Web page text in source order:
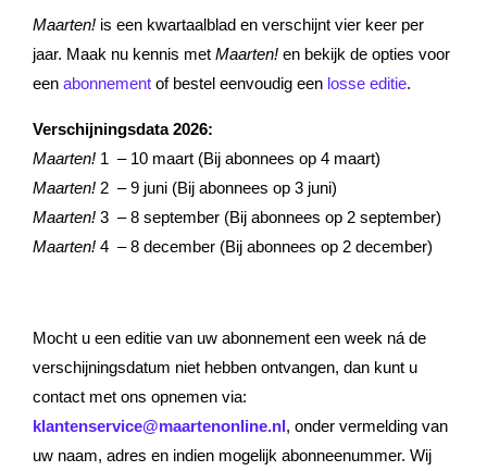
Maarten! is een kwartaalblad en verschijnt vier keer per
jaar. Maak nu kennis met Maarten! en bekijk de opties voor
een abonnement of bestel eenvoudig een losse editie.
Verschijningsdata 2026:
Maarten! 1 – 10 maart (Bij abonnees op 4 maart)
Maarten! 2 – 9 juni (Bij abonnees op 3 juni)
Maarten! 3 – 8 september (Bij abonnees op 2 september)
Maarten! 4 – 8 december (Bij abonnees op 2 december)
Mocht u een editie van uw abonnement een week ná de
verschijningsdatum niet hebben ontvangen, dan kunt u
contact met ons opnemen via:
klantenservice@maartenonline.nl, onder vermelding van
uw naam, adres en indien mogelijk abonneenummer. Wij